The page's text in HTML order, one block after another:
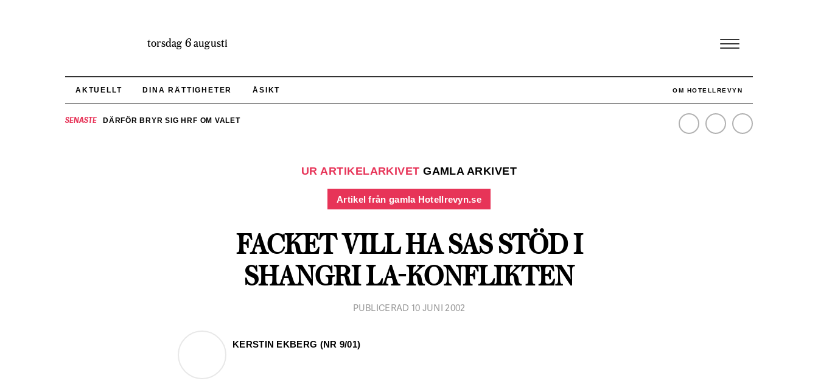
torsdag 6 augusti
AKTUELLT DINA RÄTTIGHETER ÅSIKT OM HOTELLREVYN
SENASTE DÄRFÖR BRYR SIG HRF OM VALET NÄR HOTELLREVYN SLOG SVENSKT REKORD I SIMPELHET
UR ARTIKELARKIVETGAMLA ARKIVET
Artikel från gamla Hotellrevyn.se
FACKET VILL HA SAS STÖD I
SHANGRI LA-KONFLIKTEN
PUBLICERAD 10 JUNI 2002
KERSTIN EKBERG (NR 9/01)